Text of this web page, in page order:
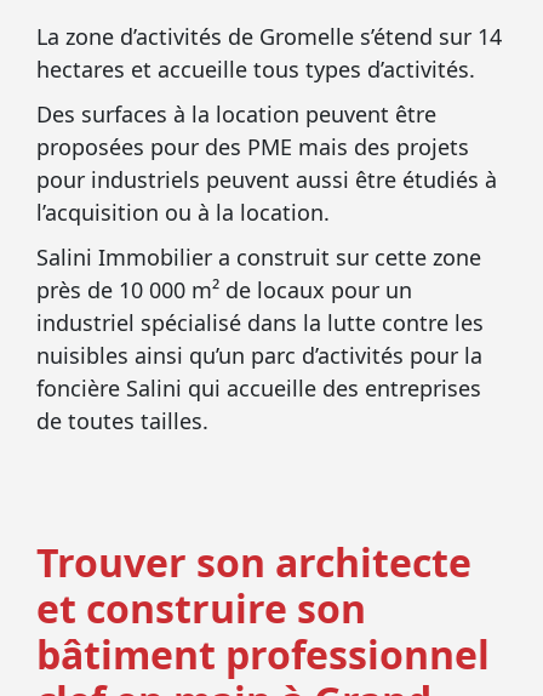
La zone d’activités de Gromelle s’étend sur 14
hectares et accueille tous types d’activités.
Des surfaces à la location peuvent être
proposées pour des PME mais des projets
pour industriels peuvent aussi être étudiés à
l’acquisition ou à la location.
Salini Immobilier a construit sur cette zone
près de 10 000 m² de locaux pour un
industriel spécialisé dans la lutte contre les
nuisibles ainsi qu’un parc d’activités pour la
foncière Salini qui accueille des entreprises
de toutes tailles.
Trouver son architecte
et construire son
bâtiment professionnel